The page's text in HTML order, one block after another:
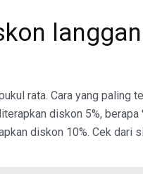
rata. Cara yang paling
diskon 5%, berapa
diskon 10%. Cek dari